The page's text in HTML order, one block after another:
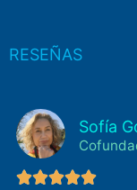
RESEÑAS
Sofía
